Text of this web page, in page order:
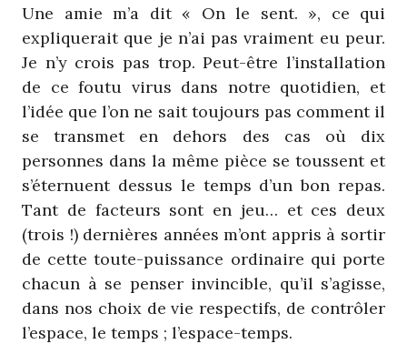
Une amie m’a dit « On le sent. », ce qui
expliquerait que je n’ai pas vraiment eu peur.
Je n’y crois pas trop. Peut-être l’installation
de ce foutu virus dans notre quotidien, et
l’idée que l’on ne sait toujours pas comment il
se transmet en dehors des cas où dix
personnes dans la même pièce se toussent et
s’éternuent dessus le temps d’un bon repas.
Tant de facteurs sont en jeu… et ces deux
(trois !) dernières années m’ont appris à sortir
de cette toute-puissance ordinaire qui porte
chacun à se penser invincible, qu’il s’agisse,
dans nos choix de vie respectifs, de contrôler
l’espace, le temps ; l’espace-temps.